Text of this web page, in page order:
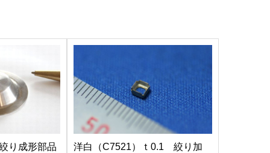
り成形部品
洋白（C7521）ｔ0.1 絞り加